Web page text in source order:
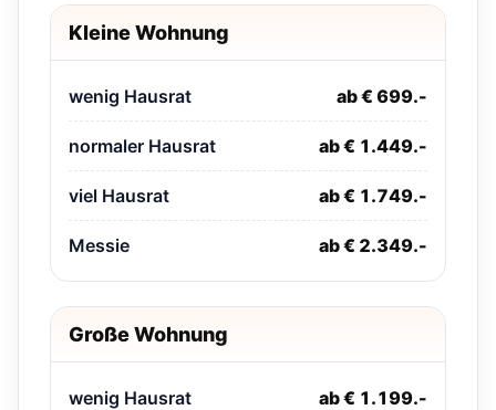
Kleine Wohnung
wenig Hausrat ab € 699.-
normaler Hausrat ab € 1.449.-
viel Hausrat ab € 1.749.-
Messie ab € 2.349.-
Große Wohnung
wenig Hausrat ab € 1.199.-